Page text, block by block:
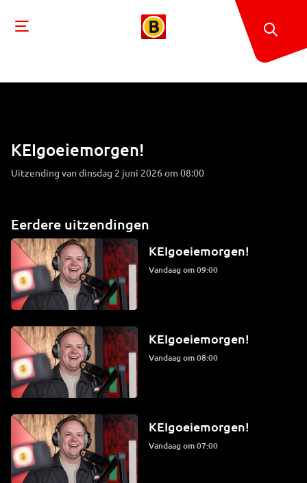
KEIgoeiemorgen!
Uitzending van dinsdag 2 juni 2026 om 08:00
Eerdere uitzendingen
KEIgoeiemorgen!
Vandaag om 09:00
KEIgoeiemorgen!
Vandaag om 08:00
KEIgoeiemorgen!
Vandaag om 07:00